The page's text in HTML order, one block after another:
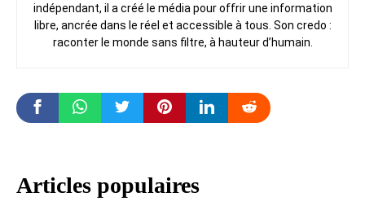
indépendant, il a créé le média pour offrir une information
libre, ancrée dans le réel et accessible à tous. Son credo :
raconter le monde sans filtre, à hauteur d’humain.
Articles populaires